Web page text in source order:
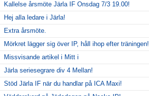
Kallelse årsmöte Järla IF Onsdag 7/3 19.00!
Hej alla ledare i Järla!
Extra årsmöte.
Mörkret lägger sig över IP, håll ihop efter träningen!
Missvisande artikel i Mitt i
Järla seriesegrare div 4 Mellan!
Stöd Järla IF när du handlar på ICA Maxi!